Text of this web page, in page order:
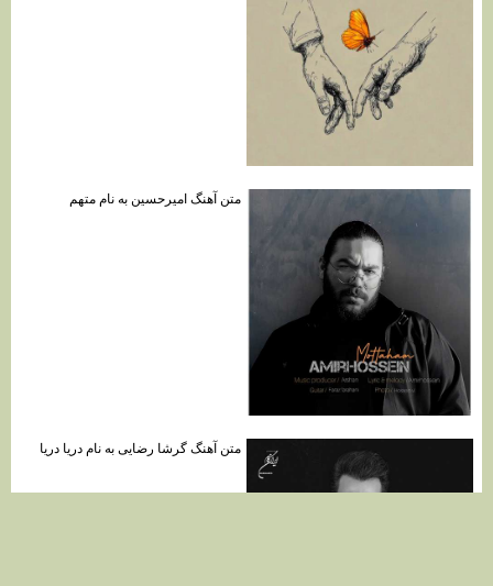
متن آهنگ امیرحسین به نام متهم
متن آهنگ گرشا رضایی به نام دریا دریا